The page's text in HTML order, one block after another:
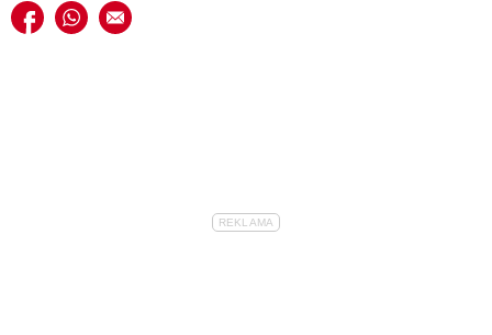
Udostępnij na facebook
Udostępnij na whatsapp
E-mail do przyjaciela